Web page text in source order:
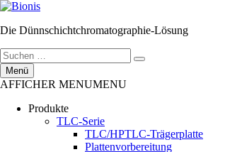
Zum
springen
Die Dünnschichtchromatographie-Lösung
Suchen
nach:
Suchen
Menü
AFFICHER MENUMENU
Produkte
TLC-Serie
TLC/HPTLC-Trägerplatte
Plattenvorbereitung